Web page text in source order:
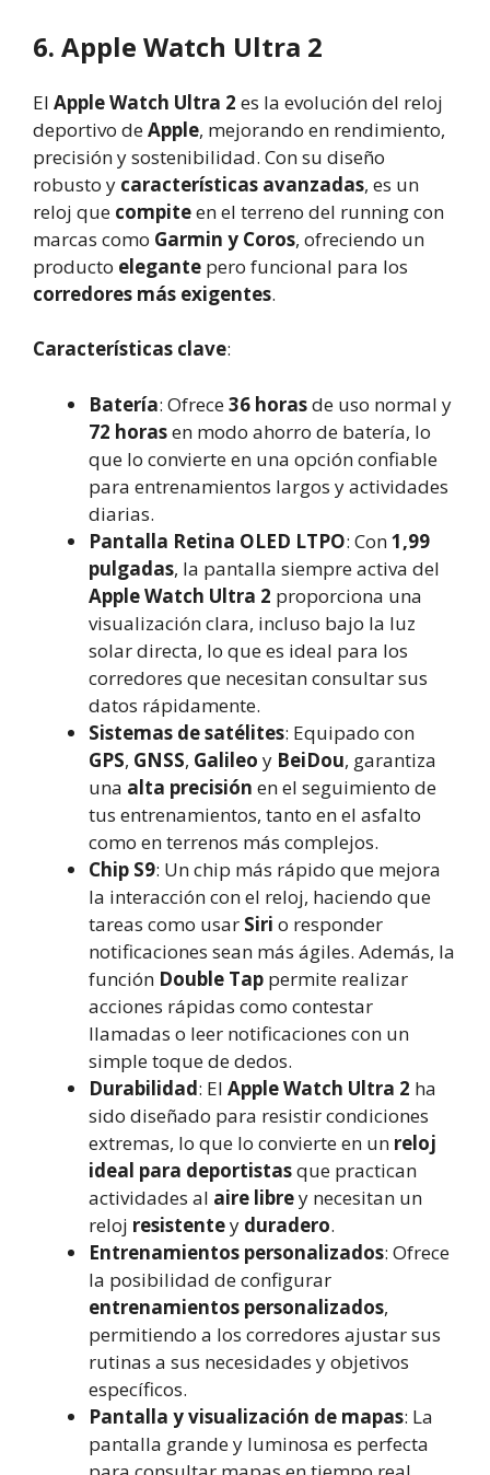
6. Apple Watch Ultra 2
El Apple Watch Ultra 2 es la evolución del reloj
deportivo deApple, mejorando en rendimiento,
precisión y sostenibilidad. Con su diseño
robusto y características avanzadas, es un
reloj que compiteen el terreno del running con
marcas como Garmin y Coros, ofreciendo un
producto elegante pero funcional para los
corredores más exigentes.
Características clave:
Batería: Ofrece36 horasde uso normal y
72 horasen modo ahorro de batería, lo
que lo convierte en una opción confiable
para entrenamientos largos y actividades
diarias.
Pantalla Retina OLED LTPO: Con1,99
pulgadas, la pantalla siempre activa del
Apple Watch Ultra 2 proporciona una
visualización clara, incluso bajo la luz
solar directa, lo que es ideal para los
corredores que necesitan consultar sus
datos rápidamente.
Sistemas de satélites: Equipado con
GPS, GNSS, Galileo y BeiDou, garantiza
una alta precisión en el seguimiento de
tus entrenamientos, tanto en el asfalto
como en terrenos más complejos.
Chip S9: Un chip más rápido que mejora
la interacción con el reloj, haciendo que
tareas como usar Siri o responder
notificaciones sean más ágiles. Además, la
función Double Tap permite realizar
acciones rápidas como contestar
llamadas o leer notificaciones con un
simple toque de dedos.
Durabilidad: El Apple Watch Ultra 2 ha
sido diseñado para resistir condiciones
extremas, lo que lo convierte en un reloj
ideal para deportistasque practican
actividades al aire librey necesitan un
reloj resistentey duradero.
Entrenamientos personalizados: Ofrece
la posibilidad de configurar
entrenamientos personalizados,
permitiendo a los corredores ajustar sus
rutinas a sus necesidades y objetivos
específicos.
Pantalla y visualización de mapas: La
pantalla grande y luminosa es perfecta